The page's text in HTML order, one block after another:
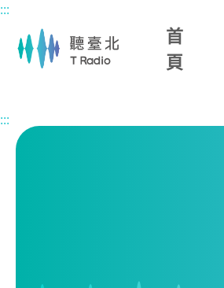
主要內容區塊
:::
首
頁
:::